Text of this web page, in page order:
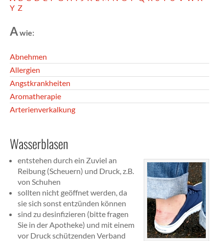
Y Z
Awie:
Abnehmen
Allergien
Angstkrankheiten
Aromatherapie
Arterienverkalkung
Wasserblasen
entstehen durch ein Zuviel an
Reibung (Scheuern) und Druck, z.B.
von Schuhen
sollten nicht geöffnet werden, da
sie sich sonst entzünden können
sind zu desinfizieren (bitte fragen
Sie in der Apotheke) und mit einem
vor Druck schützenden Verband